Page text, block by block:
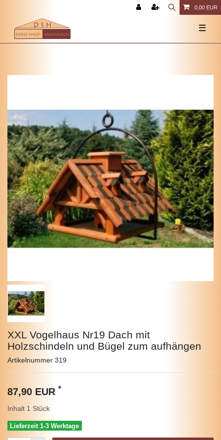
0,00 EUR
☰
XXL Vogelhaus Nr19 Dach mit
Holzschindeln und Bügel zum aufhängen
Artikelnummer 319
87,90 EUR *
Inhalt 1 Stück
Lieferzeit 1-3 Werktage